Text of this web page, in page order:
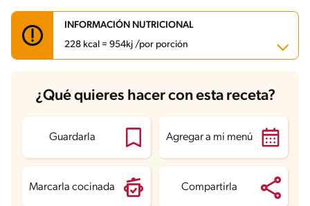
INFORMACIÓN NUTRICIONAL
228 kcal = 954kj /por porción
Carbohidratos
19.2 g
Energía 228 kcal
Proteína
Grasas saturadas 7.9 g
Sodio 197.4 mg
¿Qué quieres hacer con esta receta?
Guardarla Agregar a mi menú
Marcarla cocinada Compartirla